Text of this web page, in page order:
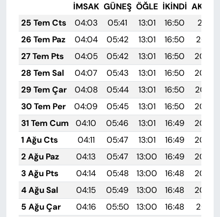
İMSAK GÜNEŞ ÖĞLE İKINDI
25 Tem Cts
04:03 05:41 13:01 16:50
20:11
26 Tem Paz
04:04 05:42 13:01 16:50
20:10
27 Tem Pts
04:05 05:42 13:01 16:50
20:09
28 Tem Sal
04:07 05:43 13:01 16:50
20:08
29 Tem Çar
04:08 05:44 13:01 16:50
20:07
30 Tem Per
04:09 05:45 13:01 16:50
20:06
31 Tem Cum
04:10 05:46 13:01 16:49
20:05
1 Ağu Cts
04:11 05:47 13:01 16:49
20:05
2 Ağu Paz
04:13 05:47 13:00 16:49
20:04
3 Ağu Pts
04:14 05:48 13:00 16:48
20:03
4 Ağu Sal
04:15 05:49 13:00 16:48
20:02
5 Ağu Çar
04:16 05:50 13:00 16:48
20:01